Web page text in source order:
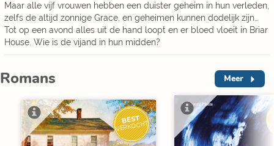
Maar alle vijf vrouwen hebben een duister geheim in hun verleden,
zelfs de altijd zonnige Grace, en geheimen kunnen dodelijk zijn…
Tot op een avond alles uit de hand loopt en er bloed vloeit in Briar
House. Wie is de vijand in hun midden?
Romans Meer
BEST
VERKOCHT